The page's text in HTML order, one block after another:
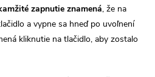
zapnutie znamená, že na
a vypne sa hneď po uvoľnení
kliknutie na tlačidlo, aby zostalo